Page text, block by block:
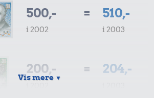
500,-
i 2002
= 510,-
i 2003
200,- = 204,-
Vis mere ▼